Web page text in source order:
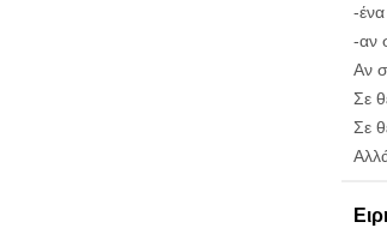
-
-αν
Αν
Σε
Σε